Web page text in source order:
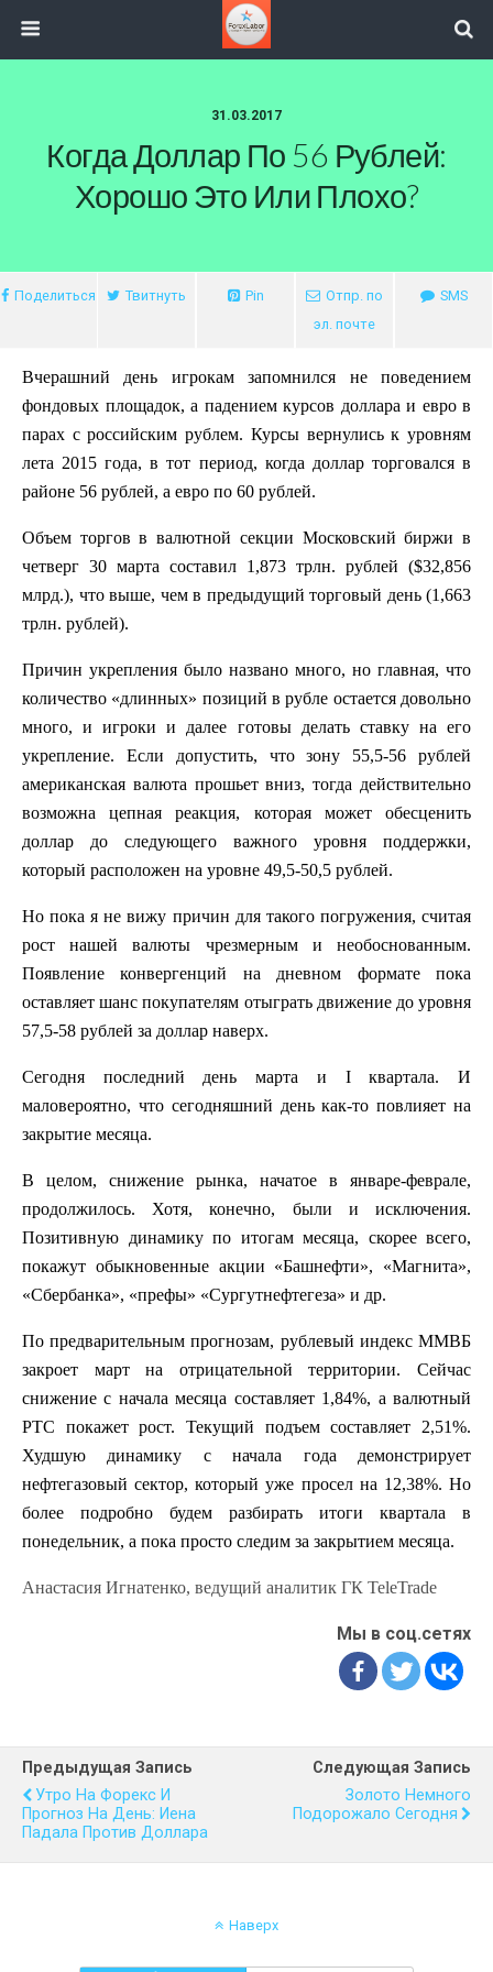
31.03.2017
Когда Доллар По 56 Рублей:
Хорошо Это Или Плохо?
Поделиться Твитнуть Pin
Отпр. по
эл. почте
SMS
Вчерашний день игрокам запомнился не поведением
фондовых площадок, а падением курсов доллара и евро в
парах с российским рублем. Курсы вернулись к уровням
лета 2015 года, в тот период, когда доллар торговался в
районе 56 рублей, а евро по 60 рублей.
Объем торгов в валютной секции Московский биржи в
четверг 30 марта составил 1,873 трлн. рублей ($32,856
млрд.), что выше, чем в предыдущий торговый день (1,663
трлн. рублей).
Причин укрепления было названо много, но главная, что
количество «длинных» позиций в рубле остается довольно
много, и игроки и далее готовы делать ставку на его
укрепление. Если допустить, что зону 55,5-56 рублей
американская валюта прошьет вниз, тогда действительно
возможна цепная реакция, которая может обесценить
доллар до следующего важного уровня поддержки,
который расположен на уровне 49,5-50,5 рублей.
Но пока я не вижу причин для такого погружения, считая
рост нашей валюты чрезмерным и необоснованным.
Появление конвергенций на дневном формате пока
оставляет шанс покупателям отыграть движение до уровня
57,5-58 рублей за доллар наверх.
Сегодня последний день марта и I
квартала. И
маловероятно, что сегодняшний день как-то повлияет на
закрытие месяца.
В целом, снижение рынка, начатое в январе-феврале,
продолжилось. Хотя, конечно, были и исключения.
Позитивную динамику по итогам месяца, скорее всего,
покажут обыкновенные акции «Башнефти», «Магнита»,
«Сбербанка», «префы» «Сургутнефтегеза» и др.
По предварительным прогнозам, рублевый индекс ММВБ
закроет март на отрицательной территории. Сейчас
снижение с начала месяца составляет 1,84%, а валютный
РТС покажет рост. Текущий подъем составляет 2,51%.
Худшую динамику с начала года демонстрирует
нефтегазовый сектор, который уже просел на 12,38%. Но
более подробно будем разбирать итоги квартала в
понедельник, а пока просто следим за закрытием месяца.
Анастасия Игнатенко, ведущий аналитик ГК TeleTrade
Мы в соц.сетях
Предыдущая Запись
Утро На Форекс И
Прогноз На День: Иена
Падала Против Доллара
Следующая Запись
Золото Немного
Подорожало Сегодня
Наверх